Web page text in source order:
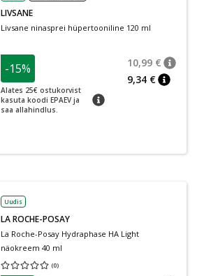
LIVSANE
Livsane ninasprei hüpertooniline 120 ml
-15%
Alates 25€ ostukorvist
kasuta koodi EPAEV ja
saa allahindlus.
nõuanne
10,99 €
9,34 €
Uudis
LA ROCHE-POSAY
La Roche-Posay Hydraphase HA Light
näokreem 40 ml
(0)
Keskmine hinnang 0.00